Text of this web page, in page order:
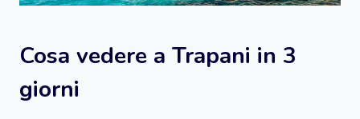
Cosa vedere a Trapani in 3
giorni